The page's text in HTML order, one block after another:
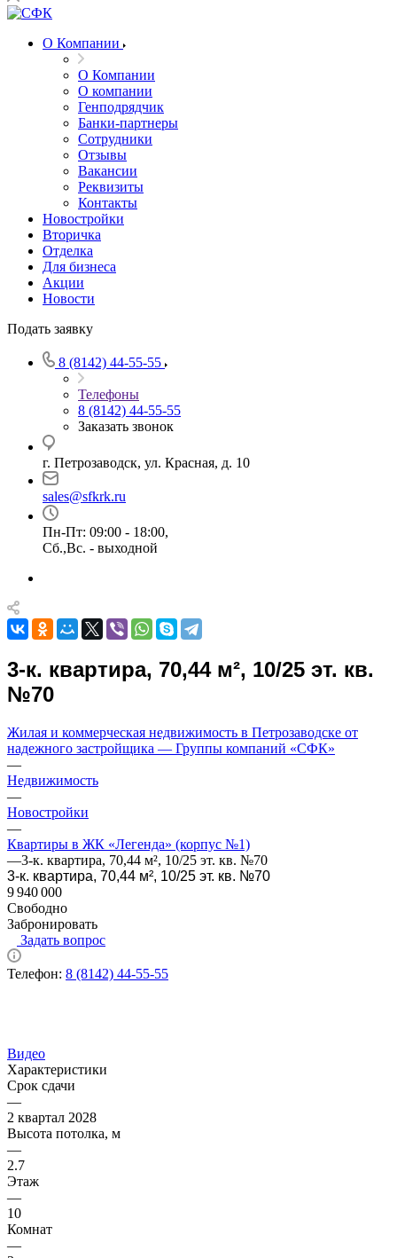
О Компании
О Компании
О компании
Генподрядчик
Банки-партнеры
Сотрудники
Отзывы
Вакансии
Реквизиты
Контакты
Новостройки
Вторичка
Отделка
Для бизнеса
Акции
Новости
Подать заявку
8 (8142) 44-55-55
Телефоны
8 (8142) 44-55-55
Заказать звонок
г. Петрозаводск, ул. Красная, д. 10
sales@sfkrk.ru
Пн-Пт: 09:00 - 18:00,
Сб.,Вс. - выходной
3-к. квартира, 70,44 м², 10/25 эт. кв.
№70
Жилая и коммерческая недвижимость в Петрозаводске от
надежного застройщика — Группы компаний «СФК»
—
Недвижимость
—
Новостройки
—
Квартиры в ЖК «Легенда» (корпус №1)
—3-к. квартира, 70,44 м², 10/25 эт. кв. №70
3-к. квартира, 70,44 м², 10/25 эт. кв. №70
9 940 000
Свободно
Забронировать
Задать вопрос
Телефон: 8 (8142) 44-55-55
Видео
Характеристики
Срок сдачи
—
2 квартал 2028
Высота потолка, м
—
2.7
Этаж
—
10
Комнат
—